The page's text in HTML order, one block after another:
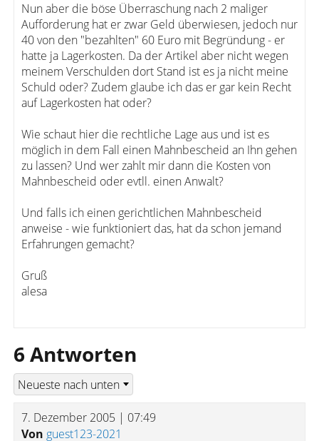
Nun aber die böse Überraschung nach 2 maliger
Aufforderung hat er zwar Geld überwiesen, jedoch nur
40 von den "bezahlten" 60 Euro mit Begründung - er
hatte ja Lagerkosten. Da der Artikel aber nicht wegen
meinem Verschulden dort Stand ist es ja nicht meine
Schuld oder? Zudem glaube ich das er gar kein Recht
auf Lagerkosten hat oder?
Wie schaut hier die rechtliche Lage aus und ist es
möglich in dem Fall einen Mahnbescheid an Ihn gehen
zu lassen? Und wer zahlt mir dann die Kosten von
Mahnbescheid oder evtll. einen Anwalt?
Und falls ich einen gerichtlichen Mahnbescheid
anweise - wie funktioniert das, hat da schon jemand
Erfahrungen gemacht?
Gruß
alesa
6 Antworten
7. Dezember 2005 | 07:49
Von guest123-2021